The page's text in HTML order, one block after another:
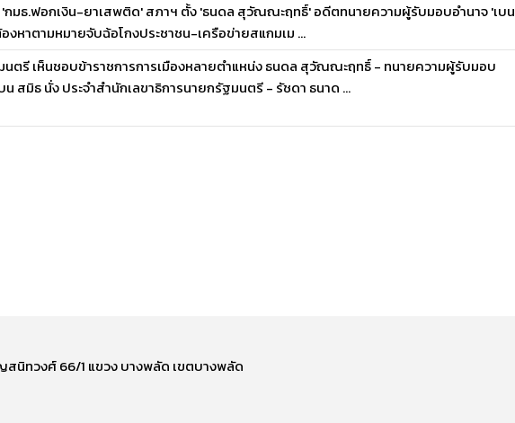
'กมธ.ฟอกเงิน-ยาเสพติด' สภาฯ ตั้ง 'ธนดล สุวัณณะฤทธิ์' อดีตทนายความผู้รับมอบอำนาจ 'เบน
งหาตามหมายจับฉ้อโกงประชาชน-เครือข่ายสแกมเม ...
ตรี เห็นชอบข้าราชการการเมืองหลายตำแหน่ง ธนดล สุวัณณะฤทธิ์ - ทนายความผู้รับมอบ
น สมิธ นั่ง ประจำสำนักเลขาธิการนายกรัฐมนตรี - รัชดา ธนาด ...
ญสนิทวงศ์ 66/1 แขวง บางพลัด เขตบางพลัด